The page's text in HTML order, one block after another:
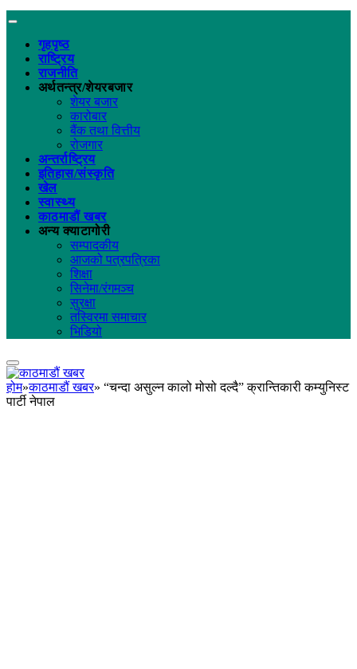
गृहपृष्ठ
राष्ट्रिय
राजनीति
अर्थतन्त्र/शेयरबजार
शेयर बजार
कारोबार
बैंक तथा वित्तीय
रोजगार
अन्तर्राष्ट्रिय
इतिहास/संस्कृति
खेल
स्वास्थ्य
काठमाडौं खबर
अन्य क्याटागोरी
सम्पादकीय
आजको पत्रपत्रिका
शिक्षा
सिनेमा/रंगमञ्च
सुरक्षा
तस्विरमा समाचार
भिडियो
होम»काठमाडौं खबर» “चन्दा असुल्न कालो मोसो दल्दै” क्रान्तिकारी कम्युनिस्ट
पार्टी नेपाल